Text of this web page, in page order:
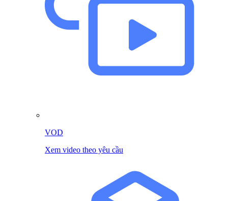
VOD
Xem video theo yêu cầu